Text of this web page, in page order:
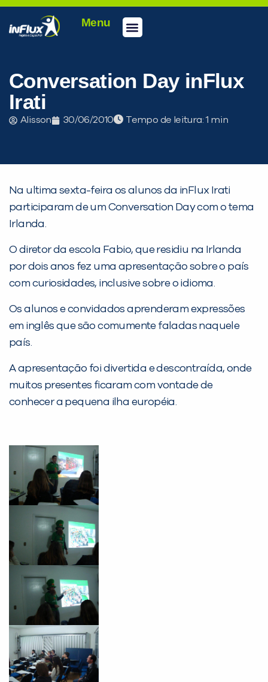
Menu
Conversation Day inFlux
Irati
Alisson 30/06/2010 Tempo de leitura:
Na ultima sexta-feira os alunos da inFlux Irati
participaram de um Conversation Day com o tema
Irlanda.
O diretor da escola Fabio, que residiu na Irlanda
por dois anos fez uma apresentação sobre o país
com curiosidades, inclusive sobre o idioma.
Os alunos e convidados aprenderam expressões
em inglês que são comumente faladas naquele
país.
A apresentação foi divertida e descontraída, onde
muitos presentes ficaram com vontade de
conhecer a pequena ilha européia.
Desculpe!
Não encontramos nenhuma unidade
inFlux nesta cidade ou bairro que
você digitou.
Preencha com seus dados abaixo e
já vamos te colocar em contato
Você é aluno inFlux?
Sim